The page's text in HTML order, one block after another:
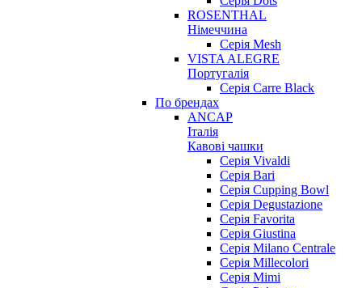
ROSENTHAL
Німеччина
Серія Mesh
VISTA ALEGRE
Португалія
Серія Carre Black
По брендах
ANCAP
Італія
Кавові чашки
Cерія Vivaldi
Серія Bari
Серія Cupping Bowl
Серія Degustazione
Серія Favorita
Серія Giustina
Серія Milano Centrale
Серія Millecolori
Серія Mimi